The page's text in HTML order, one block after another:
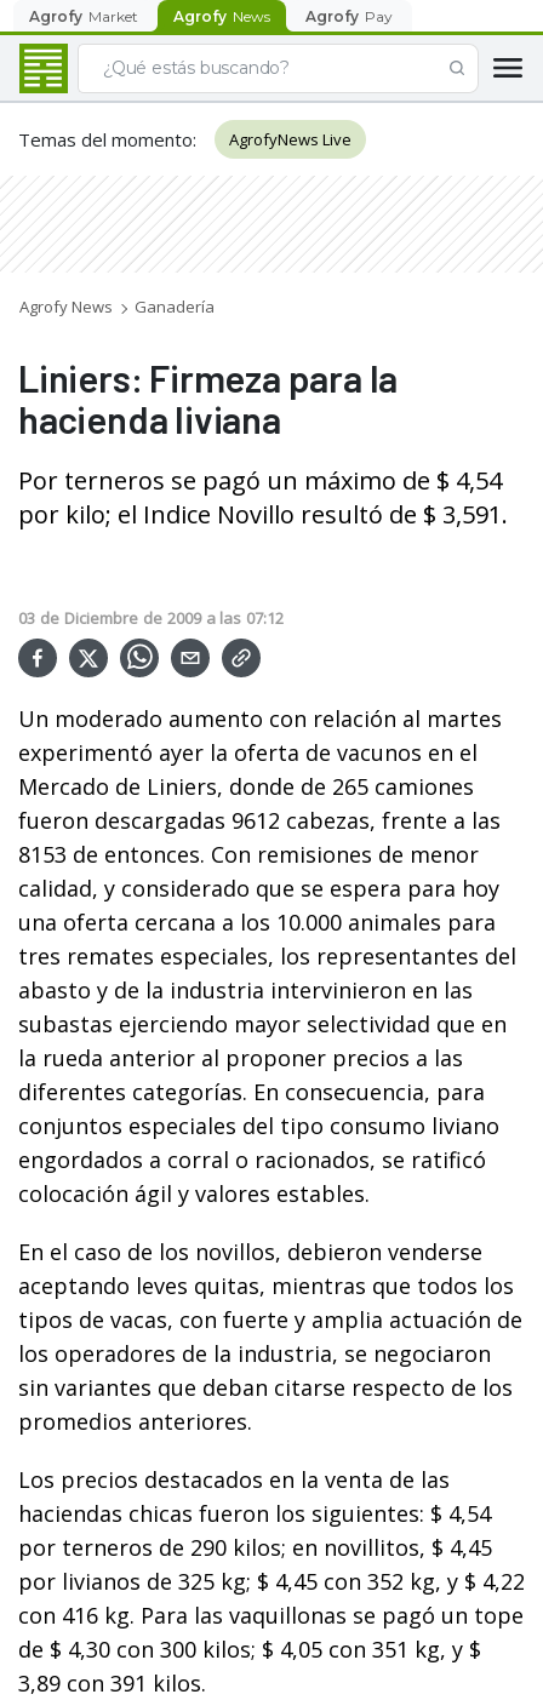
Agrofy Market Agrofy News Agrofy Pay
Temas del momento: AgrofyNews Live
Agrofy News Ganadería
Liniers: Firmeza para la
hacienda liviana
Por terneros se pagó un máximo de $ 4,54
por kilo; el Indice Novillo resultó de $ 3,591.
03 de Diciembre de 2009 a las 07:12
Un moderado aumento con relación al martes
experimentó ayer la oferta de vacunos en el
Mercado de Liniers, donde de 265 camiones
fueron descargadas 9612 cabezas, frente a las
8153 de entonces. Con remisiones de menor
calidad, y considerado que se espera para hoy
una oferta cercana a los 10.000 animales para
tres remates especiales, los representantes del
abasto y de la industria intervinieron en las
subastas ejerciendo mayor selectividad que en
la rueda anterior al proponer precios a las
diferentes categorías. En consecuencia, para
conjuntos especiales del tipo consumo liviano
engordados a corral o racionados, se ratificó
colocación ágil y valores estables.
En el caso de los novillos, debieron venderse
aceptando leves quitas, mientras que todos los
tipos de vacas, con fuerte y amplia actuación de
los operadores de la industria, se negociaron
sin variantes que deban citarse respecto de los
promedios anteriores.
Los precios destacados en la venta de las
haciendas chicas fueron los siguientes: $ 4,54
por terneros de 290 kilos; en novillitos, $ 4,45
por livianos de 325 kg; $ 4,45 con 352 kg, y $ 4,22
con 416 kg. Para las vaquillonas se pagó un tope
de $ 4,30 con 300 kilos; $ 4,05 con 351 kg, y $
3,89 con 391 kilos.